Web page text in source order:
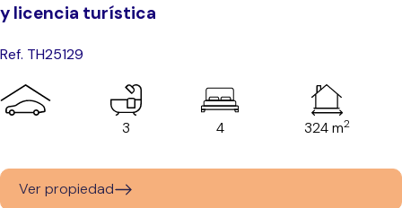
y licencia turística
Ref. TH25129
3 4 324 m2
Ver propiedad